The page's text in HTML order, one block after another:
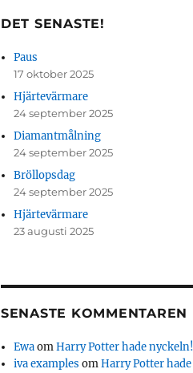
DET SENASTE!
Paus
17 oktober 2025
Hjärtevärmare
24 september 2025
Diamantmålning
24 september 2025
Bröllopsdag
24 september 2025
Hjärtevärmare
23 augusti 2025
SENASTE KOMMENTAREN
EwaomHarry Potter hade nyckeln!
iva examples omHarry Potter hade